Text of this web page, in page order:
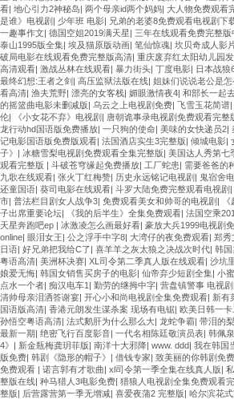
看| 地心引力2神秘岛| 两个母亲id两个妈妈| 大人物免费观看
是谁》电视剧 | 少年班 电影| 兄弟的老婆8免费观看电视剧下
一趣事作文| 德国空姐2019满天星| 三年在线观看免费完整版
泰山1995版全集| 埃及猫原版动画| 笔仙惊魂| 坎贝奇成人影
破局电影在线观看免费完整版高清| 重庆废弃红太阳幼儿园
高清观看| 激战丛林在线观看| 暴力街头| 丁度电影| 日本战狼
最终幻想:王者之剑 | 高压监狱法版在线| 姐妹们说说老公是怎
看高清| 渔夫荒野| 漂亮的女客栈| 媚眼激情夜4| 和部长一起
的摇篮曲电影未删减版| 乌云之上电视剧免费| 飞雪玉花简谱|
伦| 《小女花不弃》电视剧 | 唐朝诡事录电视剧免费观看完整
龙行动hd国语版免费播放| 一只狗的使命| 美味的女快递员2|
记电影国语版免费版观看| 法国酒店实生3完整版| 倾城电影|
子》 | 冰糖雪梨电视剧免费观看全集完整版| 美国达人秀第七
观看完整版 | 斗破苍穹缘起免费播放| 工厂蛇患| 需要爸爸的
九歌在线观看| 张火丁红梅赞| 历史永远铭记电视剧 | 鬼宿舍
还童国语| 葵司电影在线观看| 斗罗大陆免费完整观看电视剧 |
市| 普法栏目剧女人战争3| 免费观看美女和帅哥的电视剧 |
子出席重要论坛| 《我的后半生》全集免费观看| 法国空乘
天星奔跑吧ep | 冰激凌怎么画最好看| 豪放大兵1999电视剧
online| 眼泪女王| 公之浮手中字8| 大湾仔的夜免费观看| 郑秀
日语| 好兄弟把我给C了| 喜羊羊之灰太狼之决战次时代| 韩国
粤语高清| 美洲杯决赛| XL司令第二季真人版在线观看| 沙坑
娘爱无悔| 韩国女销售买房子的电影| 仙帝弃少短剧全集| 小
点水一个者| 痴汉电车1 | 勤劳的继拇中字| 营盘镇警事 电视剧
清帅母亲泪洒答谢宴| 开心小和尚电视剧全集免费观看| 新有
国语版高清| 香港元朗发生谋杀案 现场有电锯| 欧美日韩一卡
孙悟空粤语高清| 法式鹅肝为什么那么大| 龙蛇争霸| 带泪的
最新一期| 绝密飞行百度影音| 一代名相陈廷敬演员表| 韩佩
4》 | 新金瓶梅龚玥菲版| 南洋十大邪降| www. ddd| 我在韩国
版免费| 韩剧《隐形的帽子》 | 借钱专家| 致美丽的你韩剧免
免费观看 | 诺言郭有才歌曲| xl司令第一季全集在线真人版|
整版在线| 种马猎人3电影免费| 猎狼人电视剧全集免费观看
整版| 后营露营第一季无增减| 喜爱夜蒲2 完整版| 哈尔滨花